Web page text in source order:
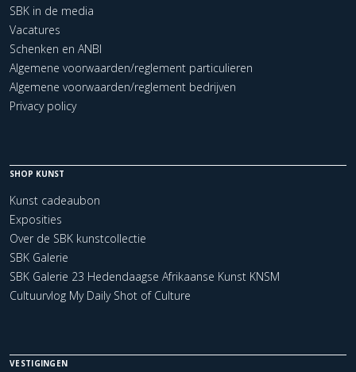
SBK in de media
Vacatures
Schenken en ANBI
Algemene voorwaarden/reglement particulieren
Algemene voorwaarden/reglement bedrijven
Privacy policy
SHOP KUNST
Kunst cadeaubon
Exposities
Over de SBK kunstcollectie
SBK Galerie
SBK Galerie 23 Hedendaagse Afrikaanse Kunst KNSM
Cultuurvlog My Daily Shot of Culture
VESTIGINGEN